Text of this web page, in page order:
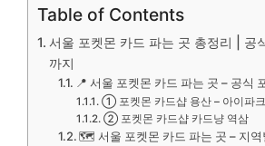
Table of Contents
서울 포켓몬 카드 파는 곳 총정리 | 공
까지
📍 서울 포켓몬 카드 파는 곳 – 공식
① 포켓몬 카드샵 용산 – 아이파
② 포켓몬 카드샵 카드냥 역삼
🗺️ 서울 포켓몬 카드 파는 곳 – 지역